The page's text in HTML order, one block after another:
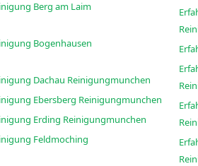
Berg am Laim
Bogenhausen
Erfahrene Teppichreinigung Dachau Reinigungmunchen
Erfahrene Teppichreinigung Ebersberg Reinigungmunchen
Erfahrene Teppichreinigung Erding Reinigungmunchen
Feldmoching